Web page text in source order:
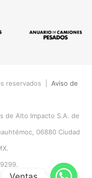
reservados | Aviso de
de Alto Impacto S.A. de
06880 Ciudad